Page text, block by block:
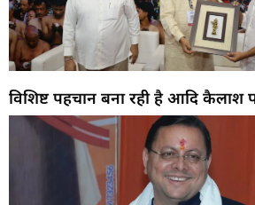
विशिष्ट पहचान बना रही है आदि कैलाश